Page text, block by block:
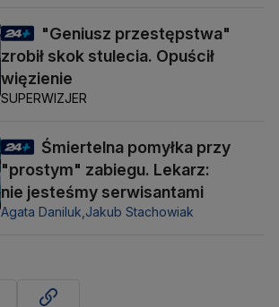
"Geniusz przestępstwa"
zrobił skok stulecia. Opuścił
więzienie
SUPERWIZJER
Śmiertelna pomyłka przy
"prostym" zabiegu. Lekarz:
nie jesteśmy serwisantami
Agata Daniluk, Jakub Stachowiak